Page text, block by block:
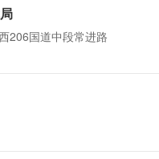
206国道中段常进路